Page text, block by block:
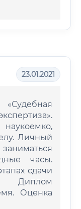
23.01.2021
Личный
часы.
сдачи
Диплом
Оценка